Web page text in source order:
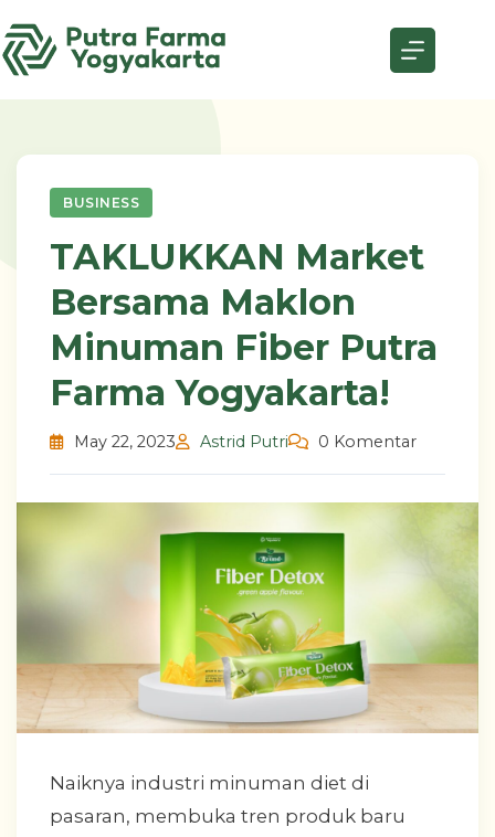
to
content
BUSINESS
TAKLUKKAN Market
Bersama Maklon
Minuman Fiber Putra
Farma Yogyakarta!
May 22, 2023 Astrid Putri 0 Komentar
Naiknya industri minuman diet di
pasaran, membuka tren produk baru